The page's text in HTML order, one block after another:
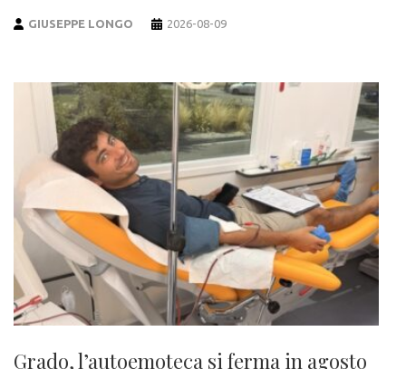
GIUSEPPE LONGO 2026-08-09
Grado, l’autoemoteca si ferma in agosto